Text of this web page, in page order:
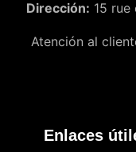
Dirección: 15 rue
Atención al
Enlaces